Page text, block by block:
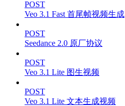
POST
Veo 3.1 Fast 首尾帧视频生成
POST
Seedance 2.0 原厂协议
POST
Veo 3.1 Lite 图生视频
POST
Veo 3.1 Lite 文本生成视频